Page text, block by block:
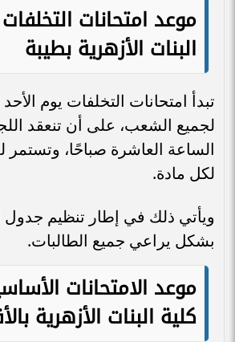
موعد امتحانات
البنات الأزهرية بطيبة
لجميع الشعب، على أن تنعقد
الساعة العاشرة صباحًا، وتستمر
لكل مادة.
ويأتي ذلك في إطار تنظيم جدول
بشكل يراعي جميع الطالبات.
موعد الامتحانات
كلية البنات الأزهرية